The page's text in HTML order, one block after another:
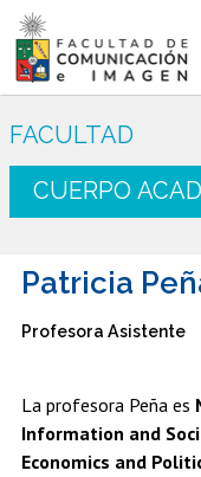
FACULTAD
CUERPO
Patricia
Profesora Asistente
La profesora Peña es
Information and
Economics and